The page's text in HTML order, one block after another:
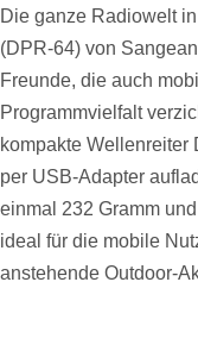
Die ganze Radiowelt
(DPR-64) von
Freunde, die auch
Programmvielfalt
kompakte Wellenreiter
per USB-Adapter
einmal 232 Gramm
ideal für die mobile
anstehende Outdoor-